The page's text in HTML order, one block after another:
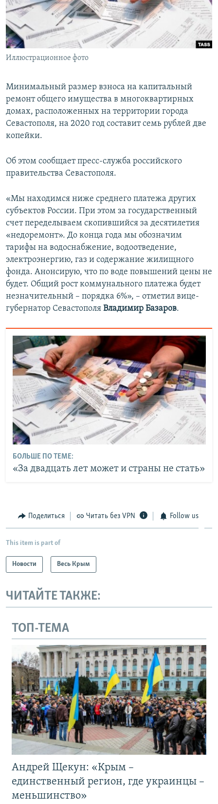
ПОБЕДИТЕЛЕЙ НЕ СУДЯТ?
КРЫМ.НЕПОКОРЕННЫЙ
ELIFBE
УКРАИНСКАЯ ПРОБЛЕМА КРЫМА
ПРИСОЕДИНЯЙТЕСЬ!
Иллюстрационное фото
Минимальный размер взноса на капитальный
ремонт общего имущества в многоквартирных
домах, расположенных на территории города
Севастополя, на 2020 год составит семь рублей две
копейки.
Об этом сообщает пресс-служба российского
правительства Севастополя.
«Мы находимся ниже среднего платежа других
субъектов России. При этом за государственный
счет переделываем скопившийся за десятилетия
«недоремонт». До конца года мы обозначим
тарифы на водоснабжение, водоотведение,
электроэнергию, газ и содержание жилищного
фонда. Анонсирую, что по воде повышений цены не
будет. Общий рост коммунального платежа будет
незначительный – порядка 6%», – отметил вице-
губернатор Севастополя Владимир Базаров.
БОЛЬШЕ ПО ТЕМЕ:
«За двадцать лет может и страны не стать»
Поделиться Читать без VPN Follow us
This item is part of
Новости Весь Крым
ЧИТАЙТЕ ТАКЖЕ:
ТОП-ТЕМА
Андрей Щекун: «Крым –
единственный регион, где украинцы –
меньшинство»